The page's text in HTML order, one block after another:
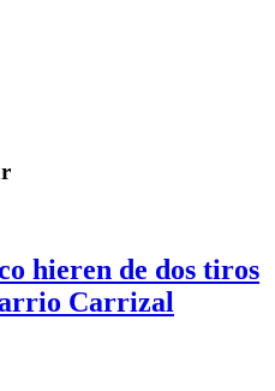
hieren de dos tiros
Carrizal